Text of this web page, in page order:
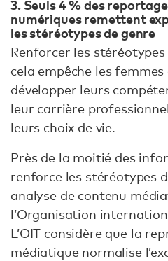
3. Seuls 4 % des
numériques remettent
les stéréotypes de genre
Renforcer les
cela empêche les
développer leurs
leur carrière
leurs choix de vie.
Près de la moitié des
renforce les stéréotypes
analyse de contenu
l’Organisation
L’OIT considère que la
médiatique normalise